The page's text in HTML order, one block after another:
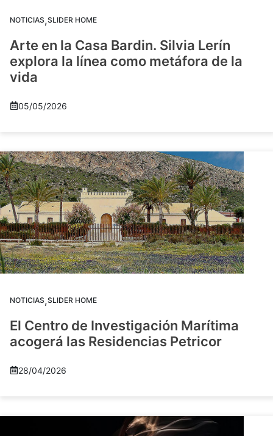
NOTICIAS,SLIDER HOME
Arte en la Casa Bardin. Silvia Lerín
explora la línea como metáfora de la
vida
05/05/2026
NOTICIAS,SLIDER HOME
El Centro de Investigación Marítima
acogerá las Residencias Petricor
28/04/2026